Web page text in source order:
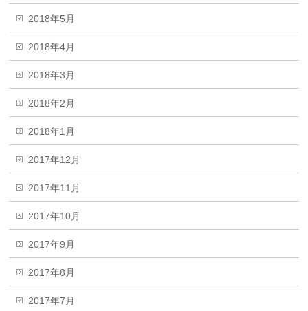
2018年5月
2018年4月
2018年3月
2018年2月
2018年1月
2017年12月
2017年11月
2017年10月
2017年9月
2017年8月
2017年7月